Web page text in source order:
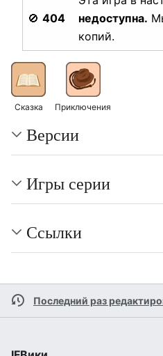
🚫 404
недоступна.
копий.
Сказка Приключения
Версии
Игры серии
Ссылки
Последний раз